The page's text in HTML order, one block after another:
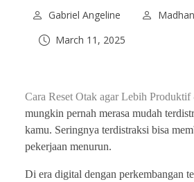
Gabriel Angeline
March 11, 2025
Cara Reset Otak agar Lebih Produktif
mungkin pernah merasa mudah
kamu. Seringnya terdistraksi bisa
pekerjaan menurun.
Di era digital dengan perkembangan